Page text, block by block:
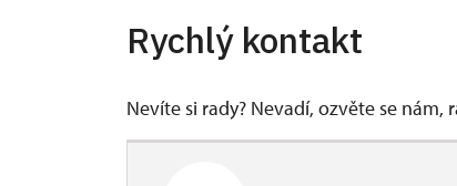
Rychlý kontakt
Nevíte si rady? Nevadí, ozvěte se nám,